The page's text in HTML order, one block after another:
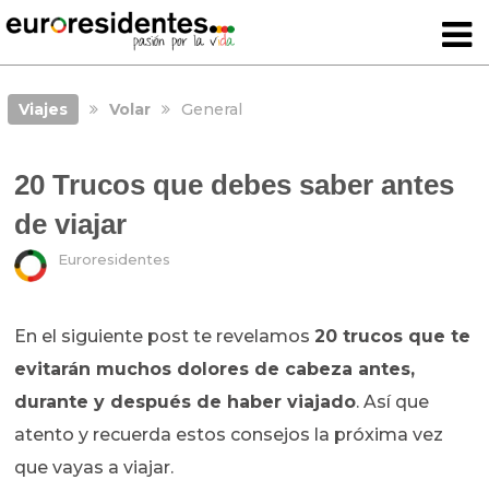
Viajes Volar General
20 Trucos que debes saber antes
de viajar
Euroresidentes
En el siguiente post te revelamos20 trucos que te
evitarán muchos dolores de cabeza antes,
durante y después de haber viajado. Así que
atento y recuerda estos consejos la próxima vez
que vayas a viajar.